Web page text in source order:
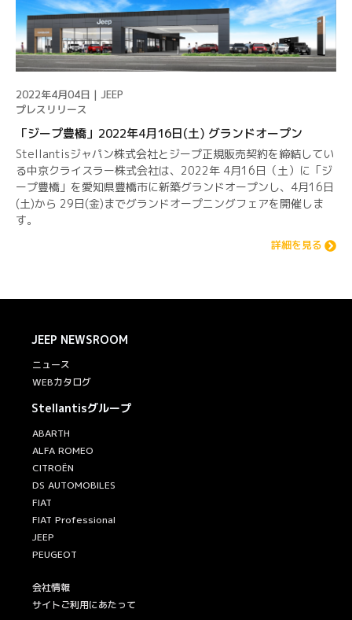
2022年4月04日 | JEEP
プレスリリース
「ジープ豊橋」2022年4月16日(土) グランドオープン
Stellantisジャパン株式会社とジープ正規販売契約を締結してい
る中京クライスラー株式会社は、2022年 4月16日（土）に「ジ
ープ豊橋」を愛知県豊橋市に新築グランドオープンし、4月16日
(土)から 29日(金)までグランドオープニングフェアを開催しま
す。
詳細を見る
JEEP NEWSROOM
ニュース
WEBカタログ
Stellantisグループ
ABARTH
ALFA ROMEO
CITROËN
DS AUTOMOBILES
FIAT
FIAT Professional
JEEP
PEUGEOT
会社情報
サイトご利用にあたって